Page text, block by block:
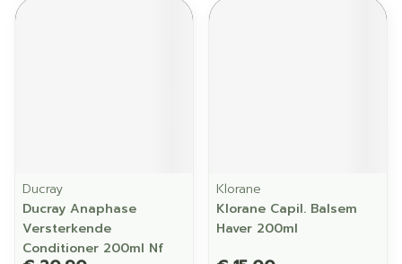
Ducray
Ducray Anaphase
Versterkende
Conditioner 200ml Nf
Klorane
Klorane Capil. Balsem
Haver 200ml